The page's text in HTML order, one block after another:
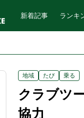
新着記事 ランキ
地域 たび 乗る
クラブツ
協力